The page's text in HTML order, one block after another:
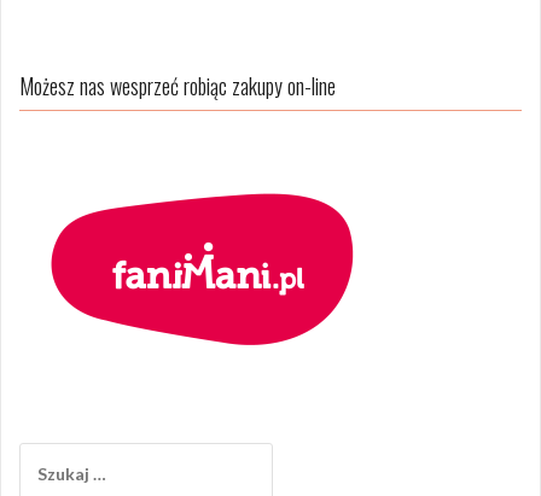
Możesz nas wesprzeć robiąc zakupy on-line